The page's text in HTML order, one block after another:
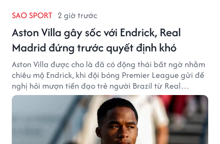
SAO SPORT 2 giờ trước
Aston Villa gây sốc với Endrick, Real
Madrid đứng trước quyết định khó
Aston Villa được cho là đã có động thái bất ngờ nhằm
chiêu mộ Endrick, khi đội bóng Premier League gửi đề
nghị hỏi mượn tiền đạo trẻ người Brazil từ Real
Madrid.